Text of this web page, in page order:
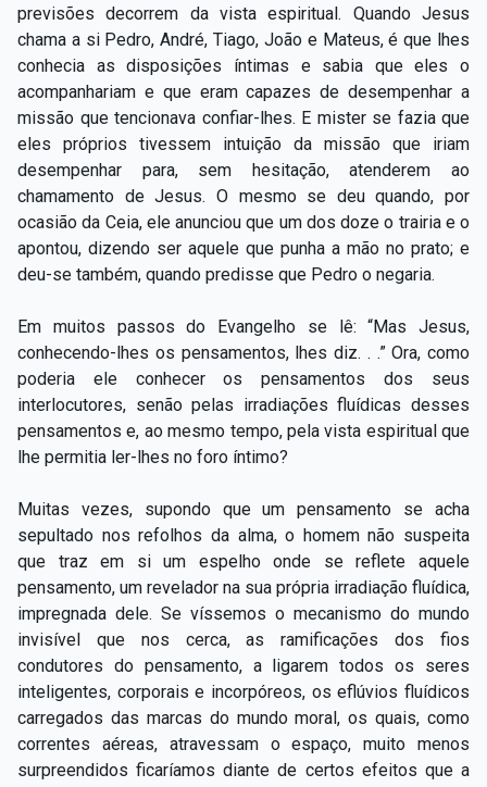
previsões decorrem da vista espiritual. Quando Jesus
chama a si Pedro, André, Tiago, João e Mateus, é que lhes
conhecia as disposições íntimas e sabia que eles o
acompanhariam e que eram capazes de desempenhar a
missão que tencionava confiar-lhes. E mister se fazia que
eles próprios tivessem intuição da missão que iriam
desempenhar para, sem hesitação, atenderem ao
chamamento de Jesus. O mesmo se deu quando, por
ocasião da Ceia, ele anunciou que um dos doze o trairia e o
apontou, dizendo ser aquele que punha a mão no prato; e
deu-se também, quando predisse que Pedro o negaria.
Em muitos passos do Evangelho se lê: “Mas Jesus,
conhecendo-lhes os pensamentos, lhes diz. . .” Ora, como
poderia ele conhecer os pensamentos dos seus
interlocutores, senão pelas irradiações fluídicas desses
pensamentos e, ao mesmo tempo, pela vista espiritual que
lhe permitia ler-lhes no foro íntimo?
Muitas vezes, supondo que um pensamento se acha
sepultado nos refolhos da alma, o homem não suspeita
que traz em si um espelho onde se reflete aquele
pensamento, um revelador na sua própria irradiação fluídica,
impregnada dele. Se víssemos o mecanismo do mundo
invisível que nos cerca, as ramificações dos fios
condutores do pensamento, a ligarem todos os seres
inteligentes, corporais e incorpóreos, os eflúvios fluídicos
carregados das marcas do mundo moral, os quais, como
correntes aéreas, atravessam o espaço, muito menos
surpreendidos ficaríamos diante de certos efeitos que a